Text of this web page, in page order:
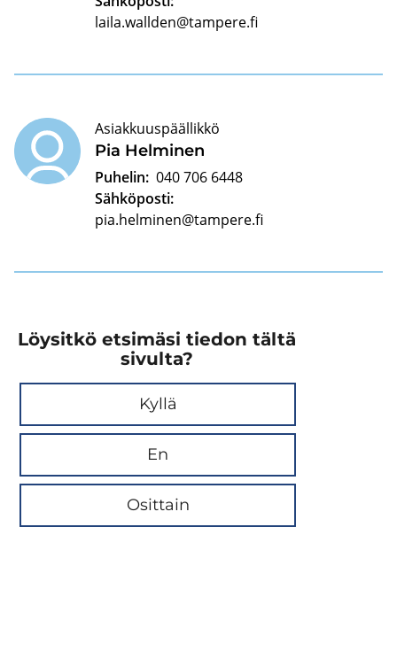
laila.wallden@tampere.fi
Pia Hel­mi­nen
Asiakkuuspäällikkö
Puhelin: 040 706 6448
Sähköposti:
pia.helminen@tampere.fi
Löysitkö etsimäsi tiedon tältä
sivulta?
Kyllä
En
Osittain